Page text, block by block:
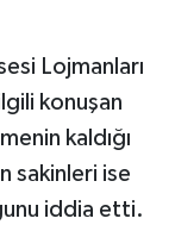
Lojmanları
konuşan
kaldığı
sakinleri ise
iddia etti.